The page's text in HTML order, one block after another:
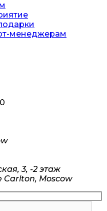
менеджерам
3, -2 этаж
Carlton, Moscow